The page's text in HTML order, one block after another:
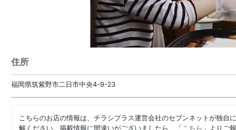
住所
福岡県筑紫野市二日市中央4-9-23
こちらのお店の情報は、チラシプラス運営会社のセブンネットが独
解ください。掲載情報に間違いがございましたら、「こちら 」よりご